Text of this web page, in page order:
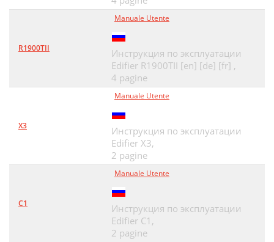
R1900TII
Manuale Utente
Инструкция по эксплуатации
Edifier R1900TII [en] [de] [fr] ,
4 pagine
X3
Manuale Utente
Инструкция по эксплуатации
Edifier X3,
2 pagine
C1
Manuale Utente
Инструкция по эксплуатации
Edifier C1,
2 pagine